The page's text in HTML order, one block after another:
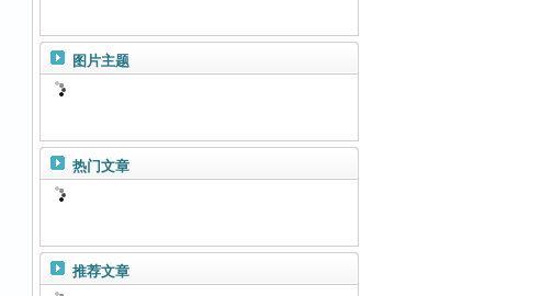
图片主题
热门文章
推荐文章